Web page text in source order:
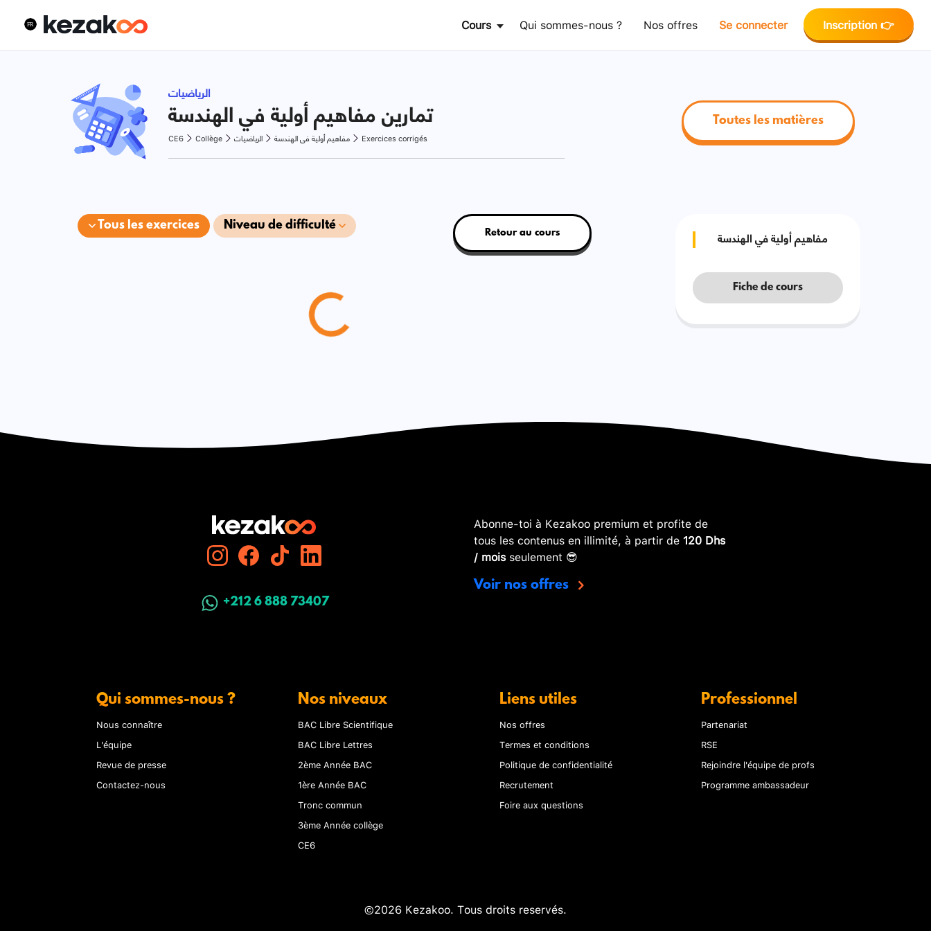
Cours Qui sommes-nous ? Nos offres Se connecter Inscription 👉
الرياضيات
تمارين مفاهيم أولية في الهندسة
CE6 Collège الرياضيات مفاهيم أولية في الهندسة Exercices corrigés
Toutes les matières
Tous les exercices Niveau de difficulté
Retour au cours مفاهيم أولية في الهندسة
Fiche de cours
+212 6 888 73407
Abonne-toi à Kezakoo premium et profite de
tous les contenus en illimité, à partir de 120 Dhs
/ moisseulement 😎
Voir nos offres
Qui sommes-nous ?
Nous connaître
L'équipe
Revue de presse
Contactez-nous
Nos niveaux
BAC Libre Scientifique
BAC Libre Lettres
2ème Année BAC
1ère Année BAC
Tronc commun
3ème Année collège
CE6
Liens utiles
Nos offres
Termes et conditions
Politique de confidentialité
Recrutement
Foire aux questions
Professionnel
Partenariat
RSE
Rejoindre l'équipe de profs
Programme ambassadeur
©2026 Kezakoo. Tous droits reservés.